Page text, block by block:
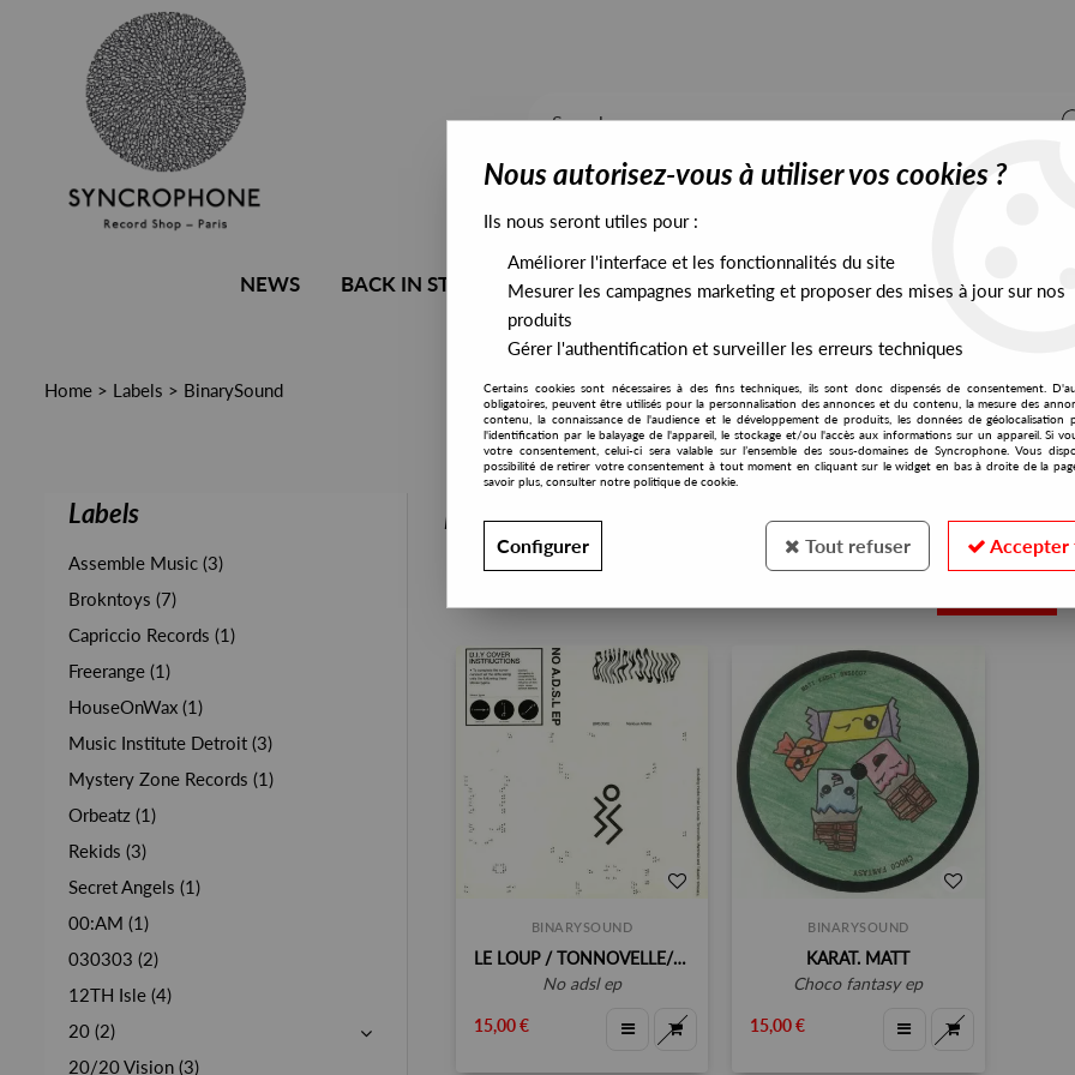
NEWS BACK IN STOCK ALL STOCK EXCLUSIVES PRESALES EXCLUSIVES
Home > Labels > BinarySound
Labels
Assemble Music (3)
Brokntoys (7)
Capriccio Records (1)
Freerange (1)
HouseOnWax (1)
Music Institute Detroit (3)
Mystery Zone Records (1)
Orbeatz (1)
Rekids (3)
Secret Angels (1)
00:AM (1)
030303 (2)
12TH Isle (4)
20 (2)
20/20 Vision (3)
PRESALES EXCLUSIVES
BINARYSOUND
LE LOUP / TONNOVELLE/MARTINEZ/TAKASHI HIMEOKA
no adsl ep
15,00 €
BINARYSOUND
KARAT. MATT
choco fantasy ep
15,00 €
Nous autorisez-vous à utiliser vos cookies ?
Ils nous seront utiles pour :
Améliorer l'interface et les fonctionnalités du site
Mesurer les campagnes marketing et proposer des mises à jour sur nos
produits
Gérer l'authentification et surveiller les erreurs techniques
Certains cookies sont nécessaires à des fins techniques, ils sont donc dispensés de consentement.
obligatoires, peuvent être utilisés pour la personnalisation des annonces et du contenu, la mesure des
contenu, la connaissance de l'audience et le développement de produits, les données de géolocalisation
l'identification par le balayage de l'appareil, le stockage et/ou l'accès aux informations sur un appareil. Si
votre consentement, celui-ci sera valable sur l’ensemble des sous-domaines de Syncrophone. Vous
possibilité de retirer votre consentement à tout moment en cliquant sur le widget en bas à droite de la
savoir plus, consulter notre politique de cookie.
Configurer Tout refuser Accepter